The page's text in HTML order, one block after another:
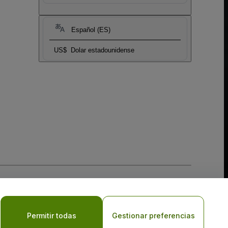
Español (ES)
US$ Dolar estadounidense
laPolítica de Privacidad para Móviles
Permitir todas Gestionar preferencias